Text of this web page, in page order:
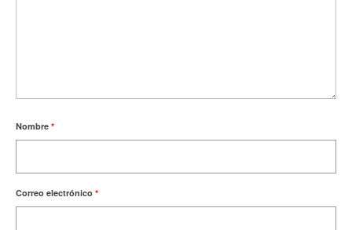
Nombre *
Correo electrónico *